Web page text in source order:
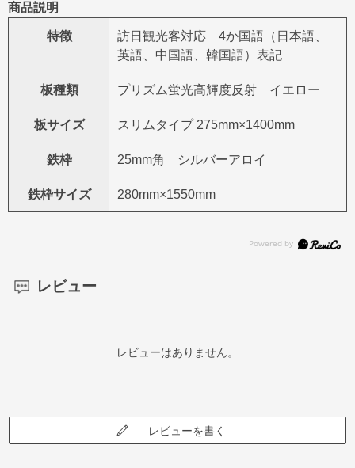
商品説明
特徴
訪日観光客対応 4か国語（日本語、
英語、中国語、韓国語）表記
板種類 プリズム蛍光高輝度反射 イエロー
板サイズ スリムタイプ 275mm×1400mm
鉄枠 25mm角 シルバーアロイ
鉄枠サイズ 280mm×1550mm
レビュー
レビューはありません。
レビューを書く